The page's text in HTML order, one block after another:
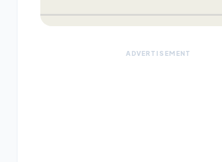
ADVERTISEMENT